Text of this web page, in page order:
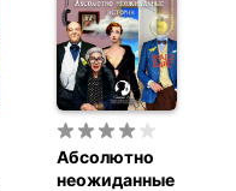
Абсолютно
неожиданные